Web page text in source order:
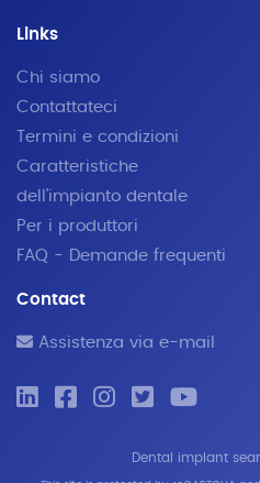
Links
Chi siamo
Contattateci
Termini e condizioni
Caratteristiche
dell'impianto dentale
Per i produttori
FAQ - Demande frequenti
Contact
Assistenza via e-mail
Dental implant